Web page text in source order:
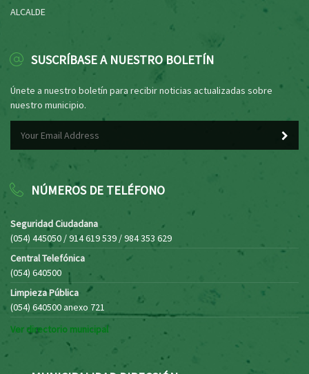
ALCALDE
SUSCRÍBASE A NUESTRO BOLETÍN
Únete a nuestro boletín para recibir noticias actualizadas sobre
nuestro municipio.
NÚMEROS DE TELÉFONO
Seguridad Ciudadana
(054) 445050 / 914 619 539 / 984 353 629
Central Telefónica
(054) 640500
Limpieza Pública
(054) 640500 anexo 721
Ver directorio municipal